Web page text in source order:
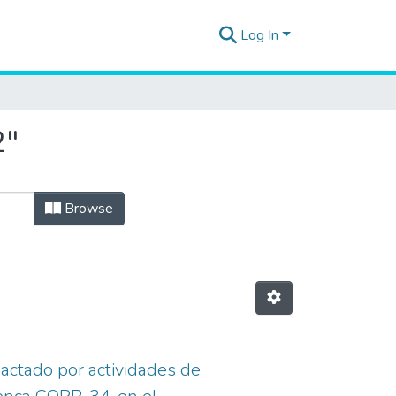
Log In
Browse
por actividades de